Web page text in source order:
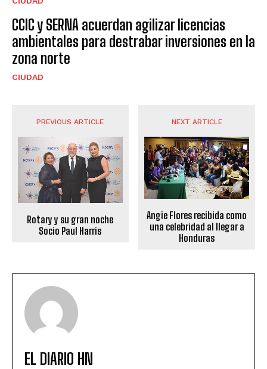
CCIC y SERNA acuerdan agilizar licencias
ambientales para destrabar inversiones en la
zona norte
CIUDAD
PREVIOUS ARTICLE
Rotary y su gran noche
Socio Paul Harris
NEXT ARTICLE
Angie Flores recibida como
una celebridad al llegar a
Honduras
EL DIARIO HN